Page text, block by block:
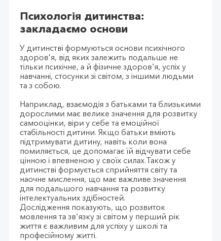
Психологія дитинства:
закладаємо основи
У дитинстві формуються основи психічного
здоров'я, від яких залежить подальше не
тільки психічне, а й фізичне здоров'я, успіх у
навчанні, стосунки зі світом, з іншими людьми
та з собою.
Наприклад, взаємодія з батьками та близькими
дорослими має велике значення для розвитку
самооцінки, віри у себе та емоційної
стабільності дитини. Якщо батьки вміють
підтримувати дитину, навіть коли вона
помиляється, це допомагає їй відчувати себе
цінною і впевненою у своїх силах.Також у
дитинстві формується сприйняття світу та
наочне мислення, що має важливе значення
для подальшого навчання та розвитку
інтелектуальних здібностей.
Дослідження показують, що розвиток
мовлення та зв'язку зі світом у перший рік
життя є важливим для успіху у школі та
професійному житті.